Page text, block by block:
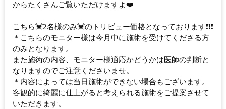
からたくさんご覧いただけますよ❤️
こちら💓2名様のみ💓のトリビュー価格となっております❗️❗️❗️
＊こちらのモニター様は今月中に施術を受けてくださる方
のみとなります。
また施術の内容、モニター様適応かどうかは医師の判断と
なりますのでご注意くださいませ。
＊内容によっては当日施術ができない場合もございます。
客観的に綺麗に仕上がると考えられる施術をご提案させて
いただきます。